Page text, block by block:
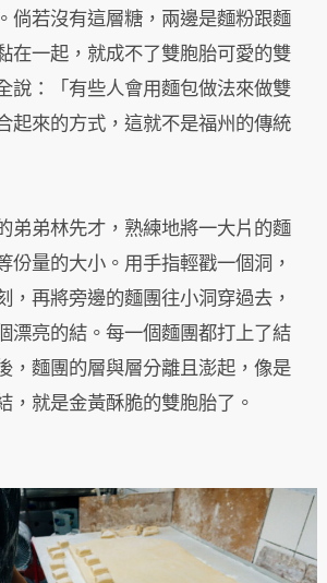
倘若沒有這層糖，兩邊是麵粉跟麵
在一起，就成不了雙胞胎可愛的雙
說：「有些人會用麵包做法來做雙
起來的方式，這就不是福州的傳統
弟弟林先才，熟練地將一大片的麵
份量的大小。用手指輕戳一個洞，
，再將旁邊的麵團往小洞穿過去，
漂亮的結。每一個麵團都打上了結
，麵團的層與層分離且澎起，像是
，就是金黃酥脆的雙胞胎了。